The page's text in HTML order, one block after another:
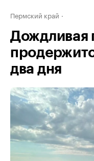
Пермский край
Дождливая
два дня